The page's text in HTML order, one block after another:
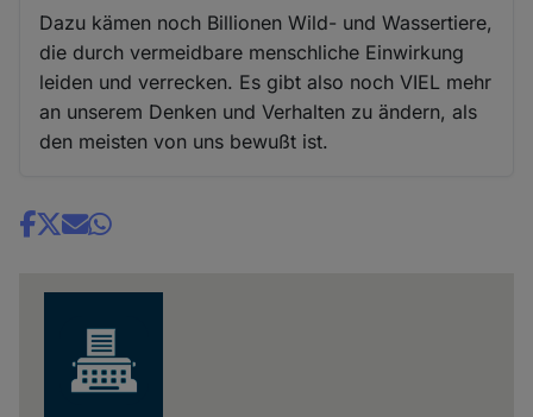
Dazu kämen noch Billionen Wild- und Wassertiere,
die durch vermeidbare menschliche Einwirkung
leiden und verrecken. Es gibt also noch VIEL mehr
an unserem Denken und Verhalten zu ändern, als
den meisten von uns bewußt ist.
Share